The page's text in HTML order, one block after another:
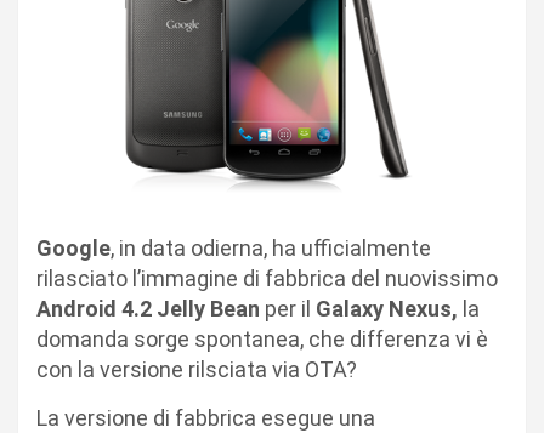
Google, in data odierna, ha ufficialmente
rilasciato l’immagine di fabbrica del nuovissimo
Android 4.2 Jelly Bean per il Galaxy Nexus, la
domanda sorge spontanea, che differenza vi è
con la versione rilsciata via OTA?
La versione di fabbrica esegue una